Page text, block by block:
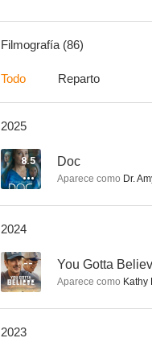
Filmografía (86)
Todo Reparto
2025
8.5 Doc
Aparece como Dr.
2024
-- You Gotta
Aparece como Kathy
2023